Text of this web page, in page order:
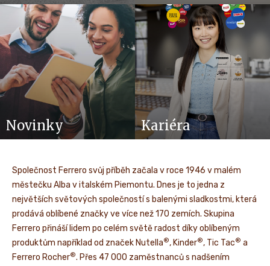
Novinky Kariéra
Společnost Ferrero svůj příběh začala v roce 1946 v malém
městečku Alba v italském Piemontu. Dnes je to jedna z
největších světových společností s balenými sladkostmi, která
prodává oblíbené značky ve více než 170 zemích. Skupina
Ferrero přináší lidem po celém světě radost díky oblíbeným
produktům například od značek Nutella®, Kinder®, Tic Tac® a
Ferrero Rocher®. Přes 47 000 zaměstnanců s nadšením